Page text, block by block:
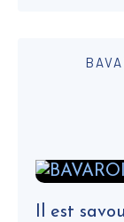
Il est